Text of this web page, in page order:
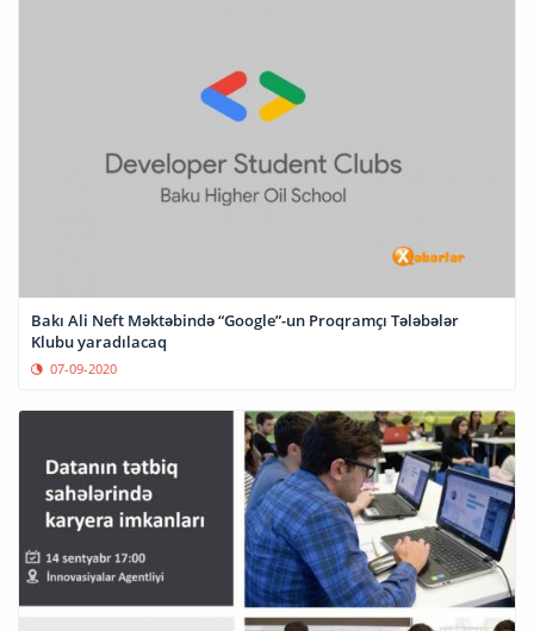
Bakı Ali Neft Məktəbində “Google”-un Proqramçı Tələbələr
Klubu yaradılacaq
07-09-2020